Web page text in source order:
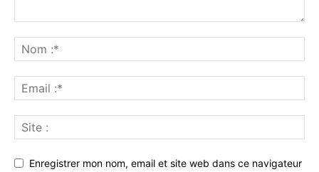
Enregistrer mon nom, email et site web dans ce navigateur